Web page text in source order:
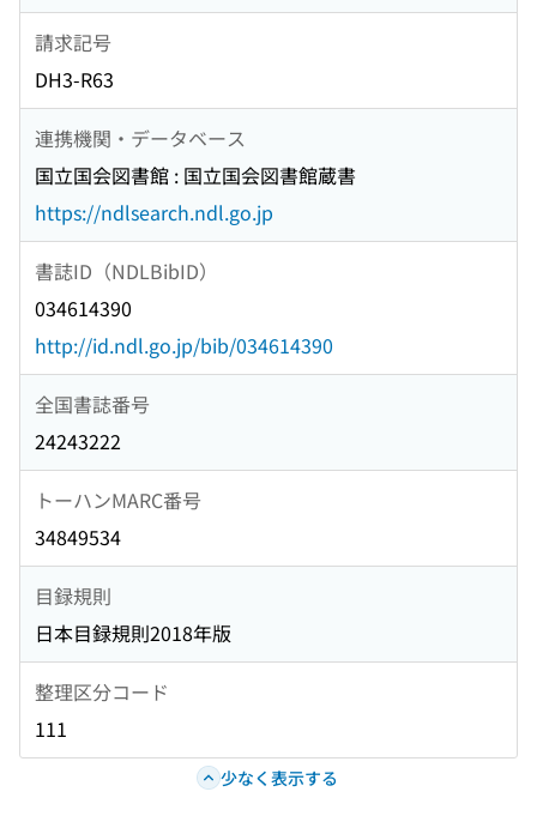
請求記号
DH3-R63
連携機関・データベース
国立国会図書館 : 国立国会図書館蔵書
https://ndlsearch.ndl.go.jp
書誌ID（NDLBibID）
034614390
http://id.ndl.go.jp/bib/034614390
全国書誌番号
24243222
トーハンMARC番号
34849534
目録規則
日本目録規則2018年版
整理区分コード
111
少なく表示する